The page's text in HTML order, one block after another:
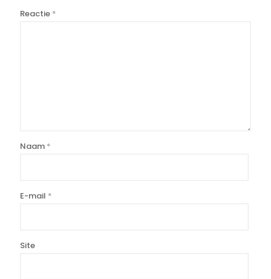
Reactie *
Naam *
E-mail *
Site